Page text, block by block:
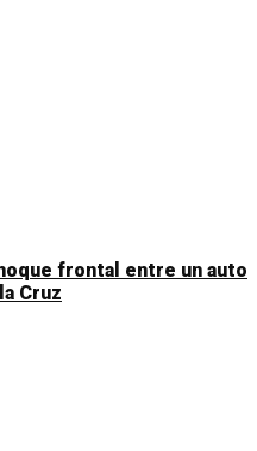
frontal entre un auto
Cruz